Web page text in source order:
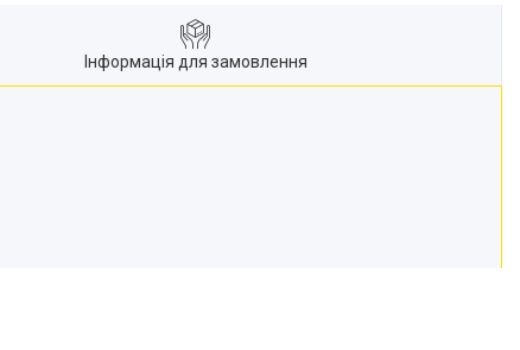
Інформація для замовлення